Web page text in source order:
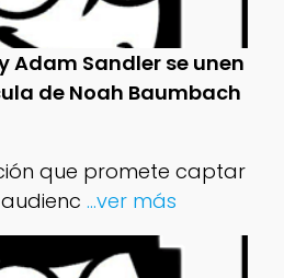
Adam Sandler se unen
de Noah Baumbach
que promete captar
...ver más